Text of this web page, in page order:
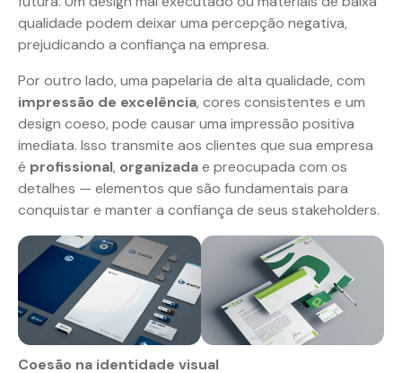
qualidade podem deixar uma percepção negativa,
prejudicando a confiança na empresa.
Por outro lado, uma papelaria de alta qualidade, com
impressão de excelência, cores consistentes e um
design coeso, pode causar uma impressão positiva
imediata. Isso transmite aos clientes que sua empresa
é profissional, organizadae preocupada com os
detalhes — elementos que são fundamentais para
conquistar e manter a confiança de seus stakeholders.
Coesão na identidade visual